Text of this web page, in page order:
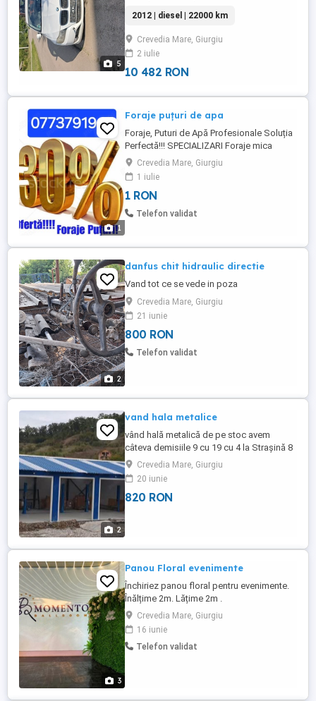
5
2012 | diesel | 22000 km
Crevedia Mare, Giurgiu
2 iulie
10 482 RON
1
Foraje puțuri de apa
Foraje, Puturi de Apă Profesionale Soluția
Perfectă!!! SPECIALIZARI Foraje mica
adancime Foraje mare adancime
Denisipari si decolmatari Mentenanta
foraje Foraj piloni Foraje absorbante
Foraje de Apă Profesionale Soluția
Perfectă pentru Apă Curată! Ai nevoie de
Crevedia Mare, Giurgiu
1 iulie
1 RON
Telefon validat
2
danfus chit hidraulic directie
Vand tot ce se vede in poza
Crevedia Mare, Giurgiu
21 iunie
800 RON
Telefon validat
2
vand hala metalice
vând hală metalică de pe stoc avem
câteva demisiile 9 cu 19 cu 4 la Strașină 8
cu 13 la Strașină 12 cu 20 la Strașină mai
mult de la numărul de telefon
Crevedia Mare, Giurgiu
20 iunie
820 RON
3
Panou Floral evenimente
Închiriez panou floral pentru evenimente.
Înălțime 2m. Lățime 2m .
Crevedia Mare, Giurgiu
16 iunie
Telefon validat